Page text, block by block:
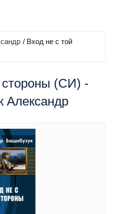
/ Вход не с той
стороны (СИ) -
Александр